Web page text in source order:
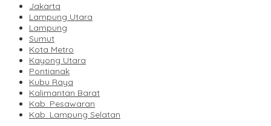
Jakarta
Lampung Utara
Lampung
Sumut
Kota Metro
Kayong Utara
Pontianak
Kubu Raya
Kalimantan Barat
Kab. Pesawaran
Kab. Lampung Selatan